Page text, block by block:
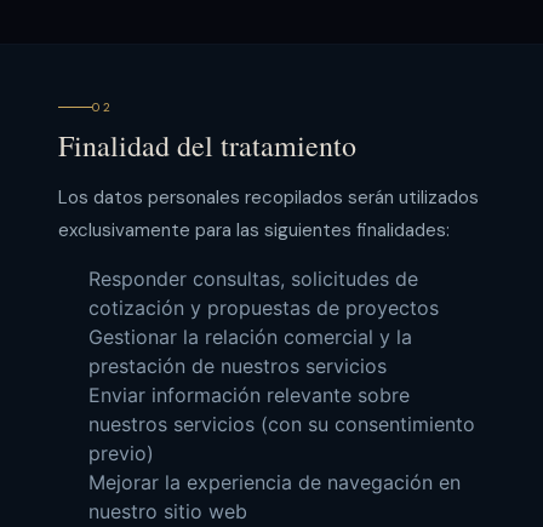
02
Finalidad del tratamiento
Los datos personales recopilados serán utilizados
exclusivamente para las siguientes finalidades:
Responder consultas, solicitudes de
cotización y propuestas de proyectos
Gestionar la relación comercial y la
prestación de nuestros servicios
Enviar información relevante sobre
nuestros servicios (con su consentimiento
previo)
Mejorar la experiencia de navegación en
nuestro sitio web